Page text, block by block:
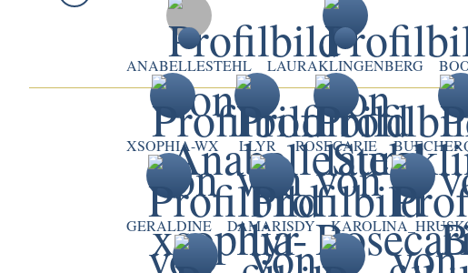
ANABELLESTEHL LAURAKLINGENBERG
XSOPHIA-WX LLYR ROSECARIE
GERALDINE DAMARISDY